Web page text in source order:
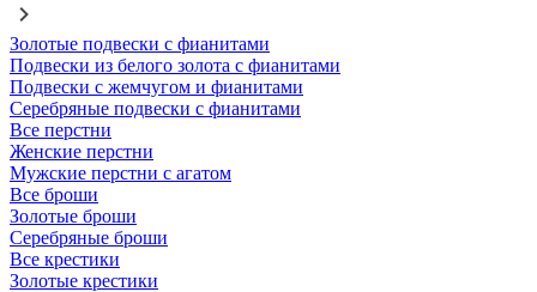
Золотые подвески с фианитами
Подвески из белого золота с фианитами
Подвески с жемчугом и фианитами
Серебряные подвески с фианитами
Все перстни
Женские перстни
Мужские перстни с агатом
Все броши
Золотые броши
Серебряные броши
Все крестики
Золотые крестики